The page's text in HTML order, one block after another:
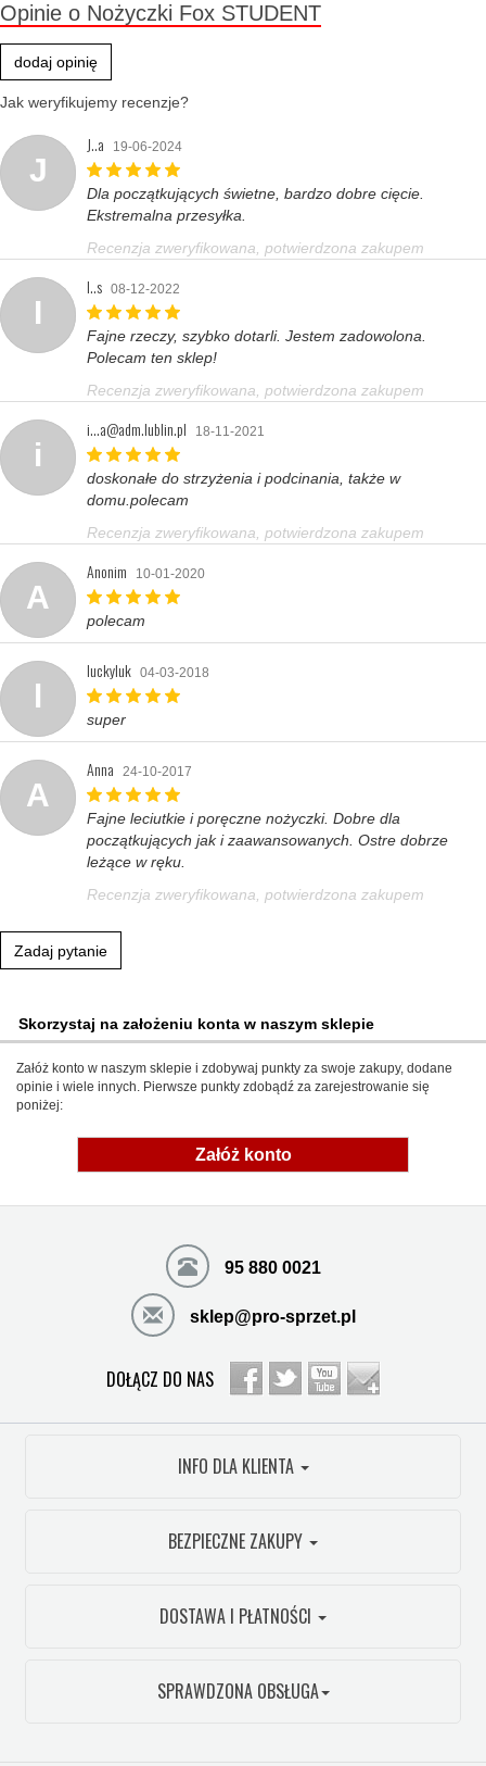
Opinie o Nożyczki Fox STUDENT
dodaj opinię
Jak weryfikujemy recenzje?
J
J..a 19-06-2024
Dla początkujących świetne, bardzo dobre cięcie.
Ekstremalna przesyłka.
Recenzja zweryfikowana, potwierdzona zakupem
I
I..s 08-12-2022
Fajne rzeczy, szybko dotarli. Jestem zadowolona.
Polecam ten sklep!
Recenzja zweryfikowana, potwierdzona zakupem
i
i...a@adm.lublin.pl 18-11-2021
doskonałe do strzyżenia i podcinania, także w
domu.polecam
Recenzja zweryfikowana, potwierdzona zakupem
A
Anonim 10-01-2020
polecam
l
luckyluk 04-03-2018
super
A
Anna 24-10-2017
Fajne leciutkie i poręczne nożyczki. Dobre dla
początkujących jak i zaawansowanych. Ostre dobrze
leżące w ręku.
Recenzja zweryfikowana, potwierdzona zakupem
Zadaj pytanie
Skorzystaj na założeniu konta w naszym sklepie
Załóż konto w naszym sklepie i zdobywaj punkty za swoje zakupy, dodane
opinie i wiele innych. Pierwsze punkty zdobądź za zarejestrowanie się
poniżej:
Załóż konto
95 880 0021
sklep@pro-sprzet.pl
DOŁĄCZ DO NAS
INFO DLA KLIENTA
BEZPIECZNE ZAKUPY
DOSTAWA I PŁATNOŚCI
SPRAWDZONA OBSŁUGA